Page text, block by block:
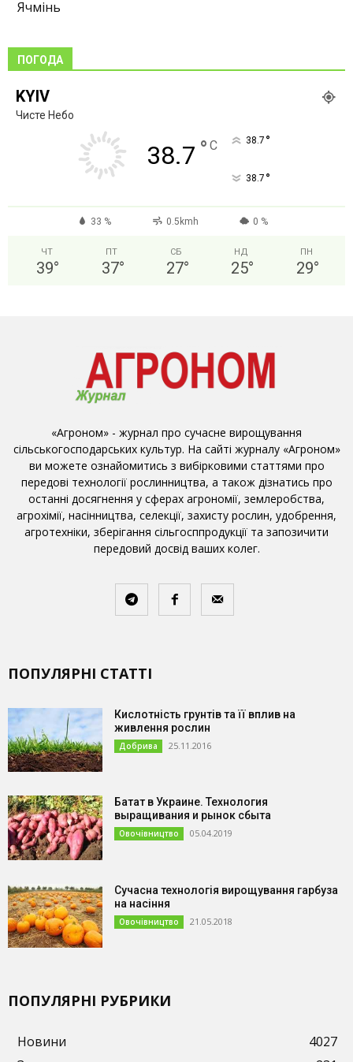
Ячмінь
ПОГОДА
KYIV
Чисте Небо
38.7 ° C 38.7 °
38.7 °
33 % 0.5kmh 0 %
ЧТ
39°
ПТ
37°
СБ
27°
НД
25°
ПН
29°
«Агроном» - журнал про сучасне вирощування
сільськогосподарських культур. На сайті журналу «Агроном»
ви можете ознайомитись з вибірковими статтями про
передові технології рослинництва, а також дізнатись про
останні досягнення у сферах агрономії, землеробства,
агрохімії, насінництва, селекції, захисту рослин, удобрення,
агротехніки, зберігання сільгосппродукції та запозичити
передовий досвід ваших колег.
ПОПУЛЯРНІ СТАТТІ
Кислотність грунтів та її вплив на
живлення рослин
Добрива 25.11.2016
Батат в Украине. Технология
выращивания и рынок сбыта
Овочівництво 05.04.2019
Сучасна технологія вирощування гарбуза
на насіння
Овочівництво 21.05.2018
ПОПУЛЯРНІ РУБРИКИ
Новини
4027